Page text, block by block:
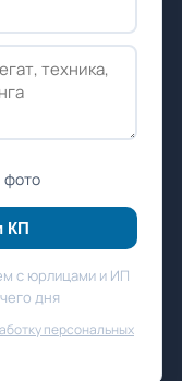
фото
КП
с юрлицами и ИП
дня
персональных